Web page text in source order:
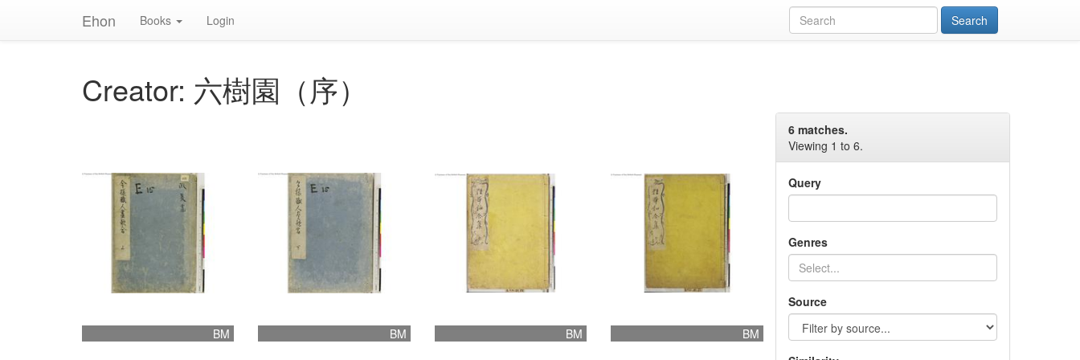
Ehon Books Login
Creator: 六樹園（序）
6 matches.
Viewing 1 to 6.
Query
Genres
Source
BM BM BM BM